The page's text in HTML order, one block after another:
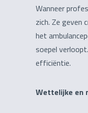
Wanneer
zich. Ze geven
het
soepel
efficiëntie.
Wettelijke en